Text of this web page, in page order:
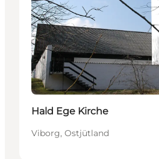
Hald Ege Kirche
Viborg, Ostjütland